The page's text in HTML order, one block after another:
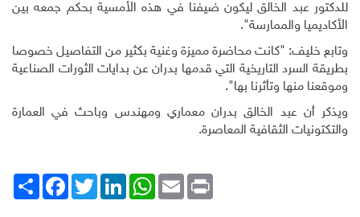
للدكتور عبد الخالق ليكون ضيفنا في هذه الأمسية بحكم جمعه بين
الأكاديميا والممارسة".
وتابع خليف: "كانت محاضرة مميزة وغنية بكثير من التفاصيل خصوصا
بطريقة السرد التاريخية التي قدمها بدران عن بدايات الثورات الصناعية
وموقعنا منها وتأثرنا بها".
ويذكر أن عبد الخالق بدران معماري ومهندس وباحث في العمارة
والتكتونيات الثقافية المعاصرة.
انشر
FacebookTwitterLinkedIn
WhatsAppEmail Print